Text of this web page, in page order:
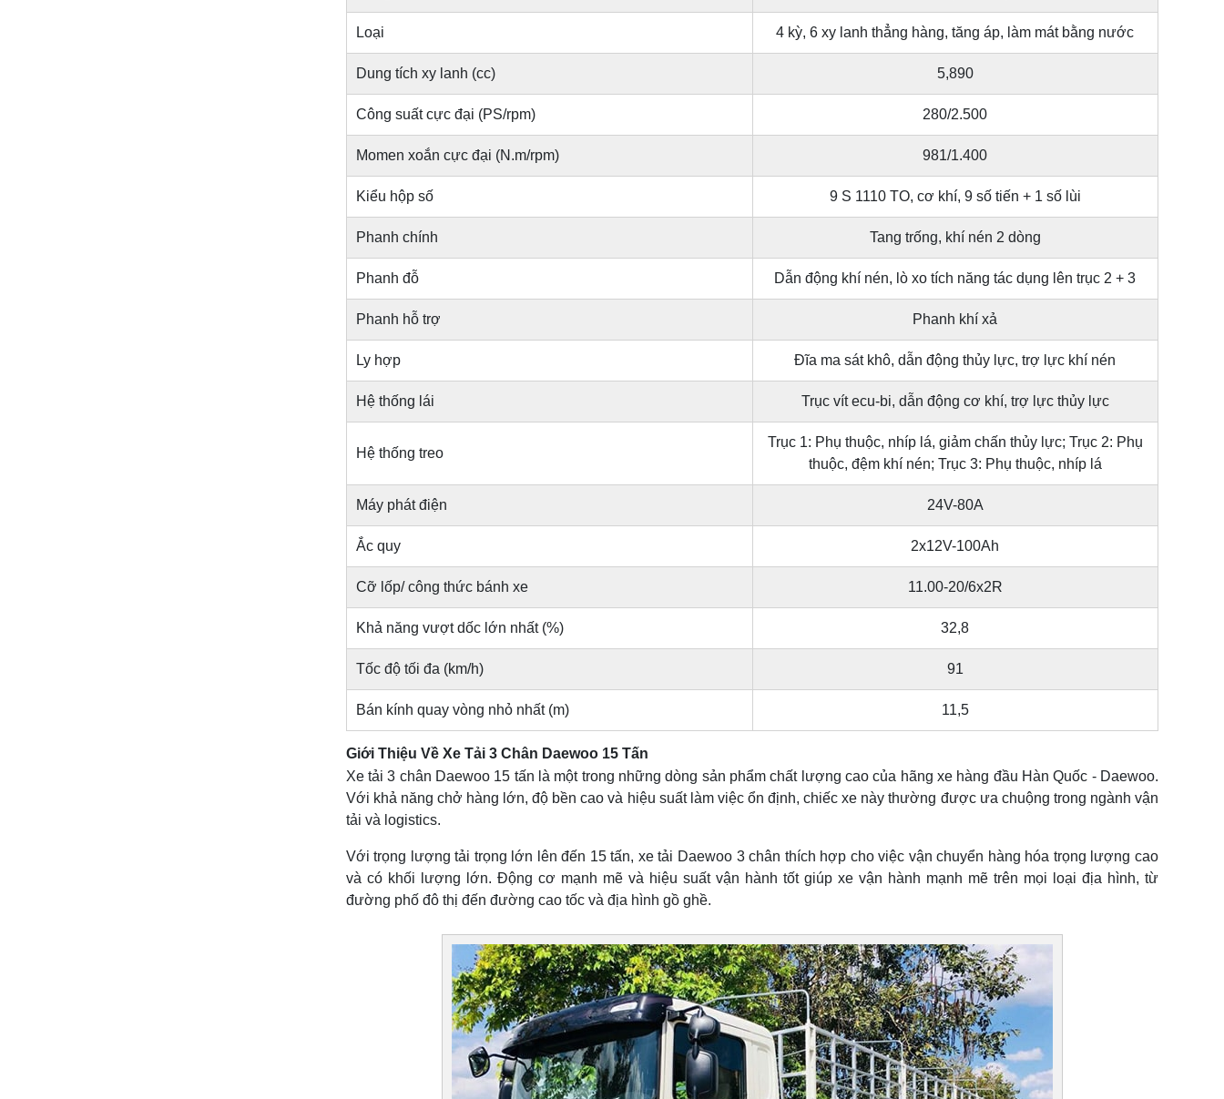
Loại 4 kỳ, 6 xy lanh thẳng hàng, tăng áp, làm mát bằng nước
Dung tích xy lanh (cc) 5,890
Công suất cực đại (PS/rpm) 280/2.500
Momen xoắn cực đại (N.m/rpm) 981/1.400
Kiểu hộp số 9 S 1110 TO, cơ khí, 9 số tiến + 1 số lùi
Phanh chính Tang trống, khí nén 2 dòng
Phanh đỗ Dẫn động khí nén, lò xo tích năng tác dụng lên trục 2 + 3
Phanh hỗ trợ Phanh khí xả
Ly hợp Đĩa ma sát khô, dẫn động thủy lực, trợ lực khí nén
Hệ thống lái Trục vít ecu-bi, dẫn động cơ khí, trợ lực thủy lực
Hệ thống treo
Trục 1: Phụ thuộc, nhíp lá, giảm chấn thủy lực; Trục 2: Phụ
thuộc, đệm khí nén; Trục 3: Phụ thuộc, nhíp lá
Máy phát điện 24V-80A
Ắc quy 2x12V-100Ah
Cỡ lốp/ công thức bánh xe 11.00-20/6x2R
Khả năng vượt dốc lớn nhất (%) 32,8
Tốc độ tối đa (km/h) 91
Bán kính quay vòng nhỏ nhất (m) 11,5
Giới Thiệu Về Xe Tải 3 Chân Daewoo 15 Tấn
Xe tải 3 chân Daewoo 15 tấn là một trong những dòng sản phẩm chất lượng cao của hãng xe hàng đầu Hàn Quốc - Daewoo.
Với khả năng chở hàng lớn, độ bền cao và hiệu suất làm việc ổn định, chiếc xe này thường được ưa chuộng trong ngành vận
tải và logistics.
Với trọng lượng tải trọng lớn lên đến 15 tấn, xe tải Daewoo 3 chân thích hợp cho việc vận chuyển hàng hóa trọng lượng cao
và có khối lượng lớn. Động cơ mạnh mẽ và hiệu suất vận hành tốt giúp xe vận hành mạnh mẽ trên mọi loại địa hình, từ
đường phố đô thị đến đường cao tốc và địa hình gồ ghề.